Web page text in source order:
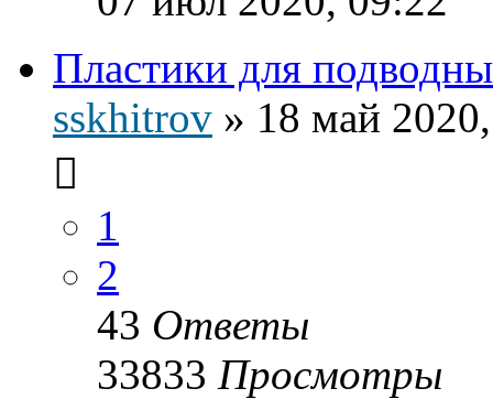
Пластики для
sskhitrov » 18 май
1
2
43 Ответы
33833 Просмотры